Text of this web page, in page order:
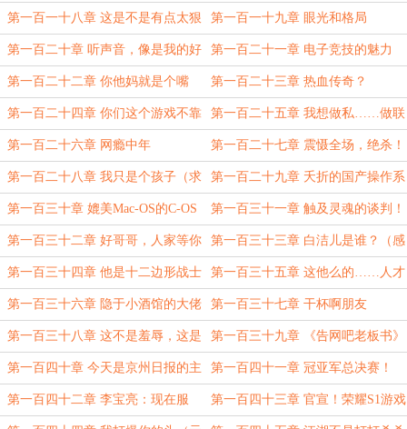
第一百一十八章 这是不是有点太狠
了？
第一百一十九章 眼光和格局
第一百二十章 听声音，像是我的好
大儿。
第一百二十一章 电子竞技的魅力
第一百二十二章 你他妈就是个嘴
炮！
第一百二十三章 热血传奇？
第一百二十四章 你们这个游戏不靠
谱啊
第一百二十五章 我想做私……做联
运
第一百二十六章 网瘾中年 第一百二十七章 震慑全场，绝杀！
第一百二十八章 我只是个孩子（求
追读）
第一百二十九章 夭折的国产操作系
统
第一百三十章 媲美Mac-OS的C-OS 第一百三十一章 触及灵魂的谈判！
第一百三十二章 好哥哥，人家等你
哟。
第一百三十三章 白洁儿是谁？（感
谢大家的月票！这几天加更！）
第一百三十四章 他是十二边形战士
（4更第2更！）
第一百三十五章 这他么的……人才
啊？（4更第3更）
第一百三十六章 隐于小酒馆的大佬
（第4更）
第一百三十七章 干杯啊朋友
第一百三十八章 这不是羞辱，这是
践踏。
第一百三十九章 《告网吧老板书》
第一百四十章 今天是京州日报的主
场（第四更）
第一百四十一章 冠亚军总决赛！
第一百四十二章 李宝亮：现在服 第一百四十三章 官宣！荣耀S1游戏